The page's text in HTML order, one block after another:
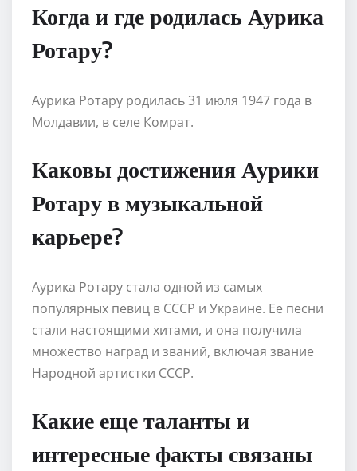
Когда и где родилась Аурика
Ротару?
Аурика Ротару родилась 31 июля 1947 года в
Молдавии, в селе Комрат.
Каковы достижения Аурики
Ротару в музыкальной
карьере?
Аурика Ротару стала одной из самых
популярных певиц в СССР и Украине. Ее песни
стали настоящими хитами, и она получила
множество наград и званий, включая звание
Народной артистки СССР.
Какие еще таланты и
интересные факты связаны